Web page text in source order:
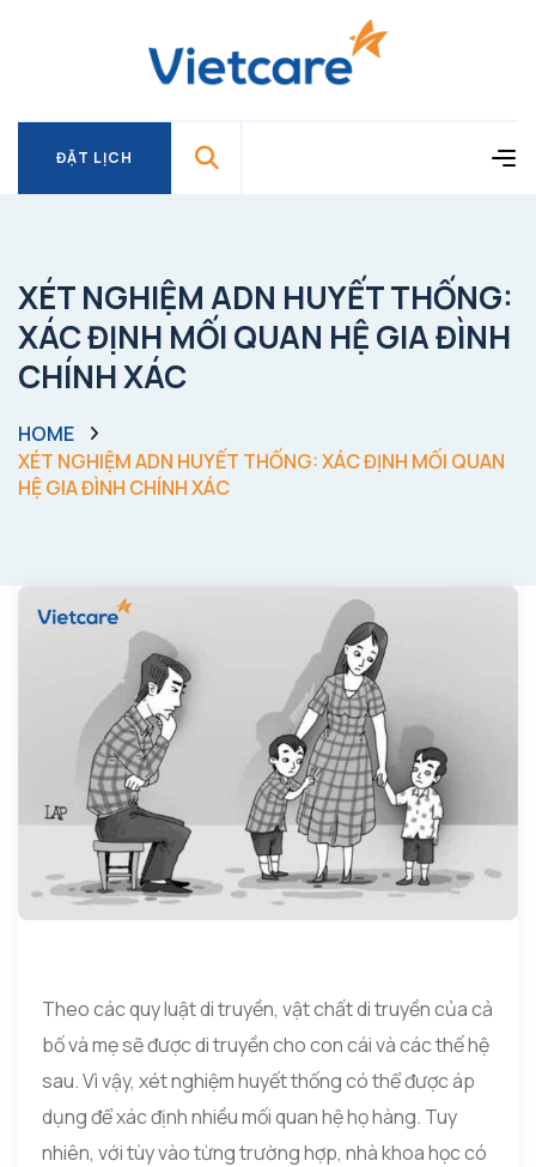
ĐẶT LỊCH
XÉT NGHIỆM ADN HUYẾT THỐNG:
XÁC ĐỊNH MỐI QUAN HỆ GIA ĐÌNH
CHÍNH XÁC
HOME
XÉT NGHIỆM ADN HUYẾT THỐNG: XÁC ĐỊNH MỐI QUAN
HỆ GIA ĐÌNH CHÍNH XÁC
Theo các quy luật di truyền, vật chất di truyền của cả
bố và mẹ sẽ được di truyền cho con cái và các thế hệ
sau. Vì vậy, xét nghiệm huyết thống có thể được áp
dụng để xác định nhiều mối quan hệ họ hàng. Tuy
nhiên, với tùy vào từng trường hợp, nhà khoa học có